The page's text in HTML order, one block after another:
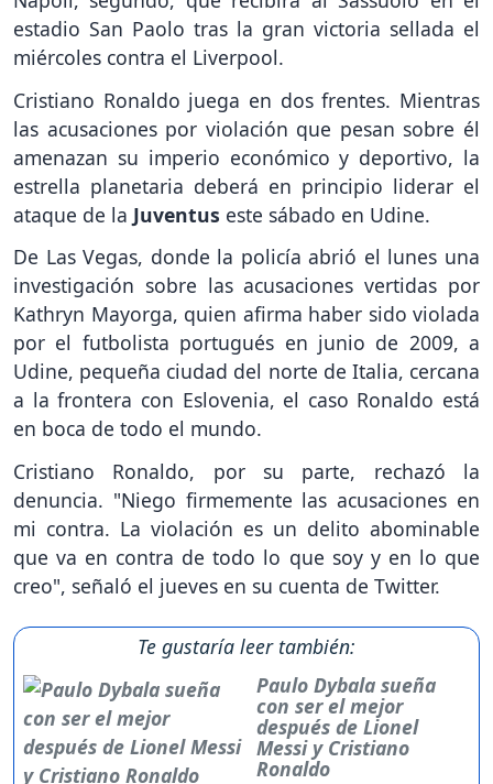
estadio San Paolo tras la gran victoria sellada el
miércoles contra el Liverpool.
Cristiano Ronaldo juega en dos frentes. Mientras
las acusaciones por violación que pesan sobre él
amenazan su imperio económico y deportivo, la
estrella planetaria deberá en principio liderar el
ataque de la Juventus este sábado en Udine.
De Las Vegas, donde la policía abrió el lunes una
investigación sobre las acusaciones vertidas por
Kathryn Mayorga, quien afirma haber sido violada
por el futbolista portugués en junio de 2009, a
Udine, pequeña ciudad del norte de Italia, cercana
a la frontera con Eslovenia, el caso Ronaldo está
en boca de todo el mundo.
Cristiano Ronaldo, por su parte, rechazó la
denuncia. "Niego firmemente las acusaciones en
mi contra. La violación es un delito abominable
que va en contra de todo lo que soy y en lo que
creo", señaló el jueves en su cuenta de Twitter.
Te gustaría leer también:
Paulo Dybala sueña
con ser el mejor
después de Lionel
Messi y Cristiano
Ronaldo